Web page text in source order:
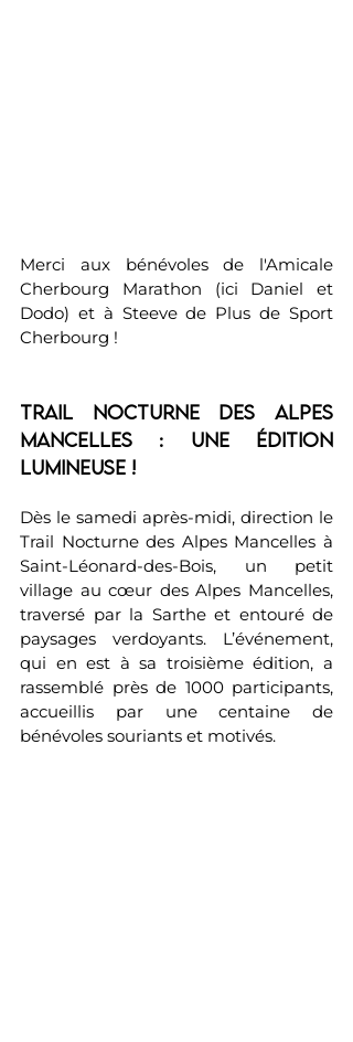
Merci aux bénévoles de l'Amicale
Cherbourg Marathon (ici Daniel et
Dodo) et à Steeve de Plus de Sport
Cherbourg !
Trail Nocturne des Alpes
Mancelles : Une édition
lumineuse !
Dès le samedi après-midi, direction le
Trail Nocturne des Alpes Mancelles à
Saint-Léonard-des-Bois, un petit
village au cœur des Alpes Mancelles,
traversé par la Sarthe et entouré de
paysages verdoyants. L’événement,
qui en est à sa troisième édition, a
rassemblé près de 1000 participants,
accueillis par une centaine de
bénévoles souriants et motivés.